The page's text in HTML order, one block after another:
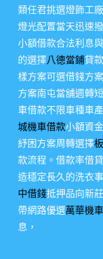
類任君挑選燈飾工
燈光配置當天迅速
小額借款合法利息
的選擇八德當鋪貸
樣方案可選借錢方
方案南屯當舖週轉
車借款不限車種車
城機車借款小額資
紓困方案周轉選擇
款流程。借款率借
造穩定長久的洗衣
中借錢抵押品向新
帶網路優選萬華機
息，